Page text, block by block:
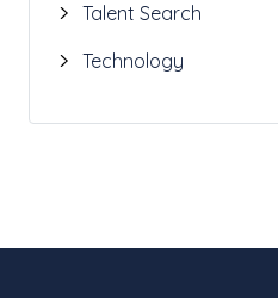
Talent Search
Technology